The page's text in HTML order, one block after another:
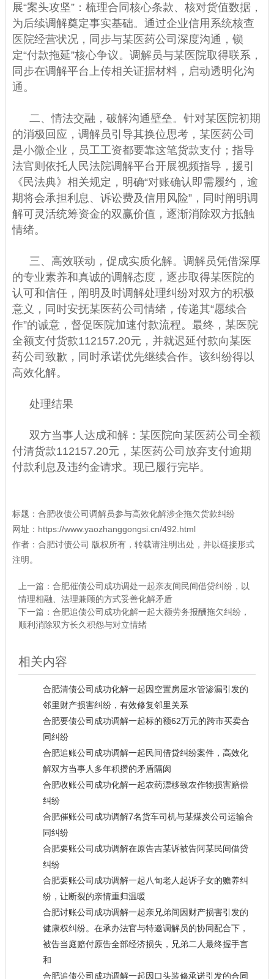
展“案头攻坚”：梳理合同核心条款、核对货值数据，
为后续调解奠定事实基础。通过企业信用系统核查
医院经营状况，同步与某医药公司深度沟通，锁
定“付款拖延”核心争议。调解员与某医院取得联系，
同步在调解平台上传相关证据材料，启动透明化沟
通。
二、情法交融，破解沟通壁垒。针对某医院初期
的消极回应，调解员引导其换位思考，某医药公司
是小微企业，员工工资都要靠这笔货款支付；指导
法官则依托人民法院调解平台开展视频指导，援引
《民法典》相关规定，明确“对账确认即需履约，逾
期将会承担利息、诉讼费及信用风险”，同时阐明调
解可灵活统筹资金的双赢价值，逐渐消除双方抵触
情绪。
三、高效联动，促成实质化解。调解员凭借深厚
的专业素养和真诚的调解态度，逐步取得某医院的
认可和信任，阐明及时调解处理纠纷对双方的积极
意义，同时安抚某医药公司情绪，传递其“愿续合
作”的诚意，督促医院加速付款流程。最终，某医院
全额支付货款112157.20元，并就迟延付款向某医
药公司致歉，同时承诺优先继续合作。该纠纷得以
高效化解。
处理结果
双方当事人达成和解：某医院向某医药公司全额
付清货款112157.20元，某医药公司放弃支付逾期
付款利息及违约金请求。现已履行完毕。
标题： 合肥收债公司调解员参与高效化解涉企拖欠货款纠纷
网址： https://www.yaozhanggongsi.cn/492.html
作者： 合肥讨债公司 版权所有，转载请注明出处，并以链接形式
注明。
上一篇： 合肥催债公司成功调处一起亲友间民间借贷纠纷，以
情理相融、法理兼顾的方式妥善化解矛盾
下一篇： 合肥追债公司成功化解一起大额劳务报酬拖欠纠纷，
顺利消除双方长久积怨与对立情绪
相关内容
合肥清债公司成功化解一起因空置房屋水管渗漏引发的
邻里财产损害纠纷，有效修复邻里关系
合肥要债公司成功调解一起标的额62万元的跨市买卖合
同纠纷
合肥追账公司成功调解一起民间借贷纠纷案件，高效化
解双方当事人多年积攒的矛盾隔阂
合肥收账公司成功化解一起农药漂移致农作物损害赔偿
纠纷
合肥催账公司成功调解7名货车司机与某煤炭公司运输合
同纠纷
合肥要账公司成功调解在原告吉某诉被告阿某民间借贷
纠纷
合肥要账公司成功调解一起八旬老人起诉子女的赡养纠
纷，让断裂的亲情重归温暖
合肥讨账公司成功调解一起亲兄弟间因财产损害引发的
健康权纠纷。在承办法官与特邀调解员的协同配合下，
被告当庭赔付原告全部经济损失，兄弟二人最终握手言
和
合肥追债公司成功调解一起因口头装修承诺引发的合同